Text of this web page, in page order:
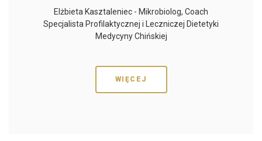
Elżbieta Kasztaleniec - Mikrobiolog, Coach
Specjalista Profilaktycznej i Leczniczej Dietetyki
Medycyny Chińskiej
WIĘCEJ